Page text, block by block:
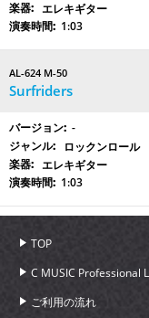
エレキギター
1:03
AL-624 M-50
Surfriders
-
ロックンロール
エレキギター
1:03
TOP
C MUSIC Professional
ご利用の流れ